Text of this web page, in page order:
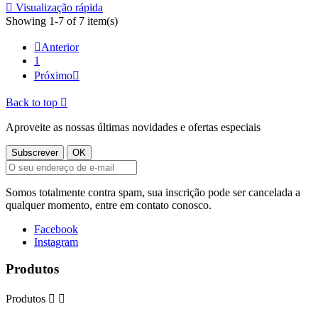
 Visualização rápida
Showing 1-7 of 7 item(s)
Anterior
1
Próximo
Back to top 
Aproveite as nossas últimas novidades e ofertas especiais
Somos totalmente contra spam, sua inscrição pode ser cancelada a
qualquer momento, entre em contato conosco.
Facebook
Instagram
Produtos
Produtos  